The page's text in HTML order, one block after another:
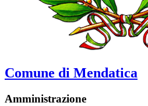
Comune di Mendatica
Amministrazione